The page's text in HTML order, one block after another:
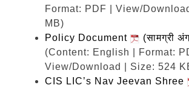
Format: PDF | View/
MB)
Policy Document
(सामग्री
(Content: English | Format:
View/Download | Size: 524
CIS LIC’s Nav Jeevan Shree